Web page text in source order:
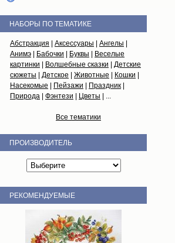
НАБОРЫ ПО ТЕМАТИКЕ
Абстракция Аксессуары Ангелы
Анимэ
Бабочки Буквы
Веселые
картинки
Волшебные сказки
Детские
сюжеты
Детское Животные Кошки
Насекомые
Пейзажи Праздник
Природа
Фэнтези Цветы | ...
Все тематики
ПРОИЗВОДИТЕЛЬ
РЕКОМЕНДУЕМЫЕ